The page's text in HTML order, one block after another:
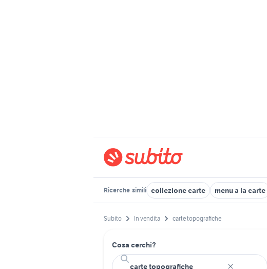
Ricerche simili collezione carte menu a la carte
Subito In vendita carte topografiche
Cosa cerchi?